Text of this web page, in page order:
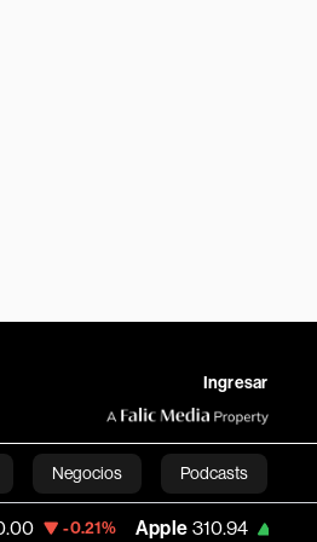
Ingresar
Negocios Podcasts
Apple 310.94 +0.55% USD